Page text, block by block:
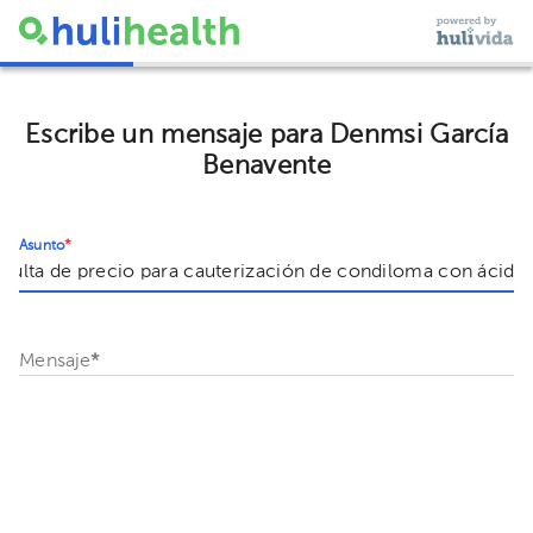
Escribe un mensaje para Denmsi García
Benavente
Asunto*
Mensaje*